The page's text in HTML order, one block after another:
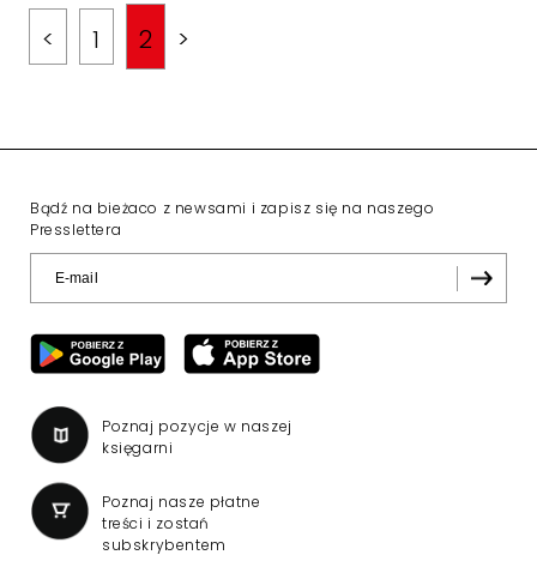
< 1 2 >
Bądź na bieżaco z newsami i zapisz się na naszego
Presslettera
Poznaj pozycje w naszej
księgarni
Poznaj nasze płatne
treści i zostań
subskrybentem